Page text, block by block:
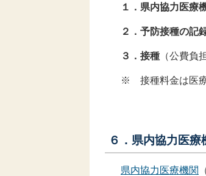
１．県内協力医療
２．予防接種の記
３．接種 （公費負
※ 接種料金は医療
６．県内協力医療
県内協力医療機関